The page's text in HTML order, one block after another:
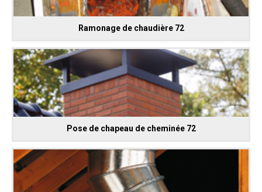
Ramonage de chaudière 72
Pose de chapeau de cheminée 72